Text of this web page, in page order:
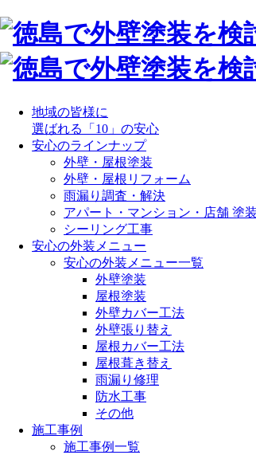
地域の皆様に
選ばれる「10」の安心
安心のラインナップ
外壁・屋根塗装
外壁・屋根リフォーム
雨漏り調査・解決
アパート・マンション・店舗 塗
シーリング工事
安心の外装メニュー
安心の外装メニュー一覧
外壁塗装
屋根塗装
外壁カバー工法
外壁張り替え
屋根カバー工法
屋根葺き替え
雨漏り修理
防水工事
その他
施工事例
施工事例一覧